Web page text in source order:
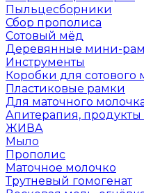
Пыльцесборники
Сбор прополиса
Сотовый мёд
Деревянные мини-
Инструменты
Коробки для сотового
Пластиковые рамки
Для маточного
Апитерапия, продукты
ЖИВА
Мыло
Прополис
Маточное молочко
Трутневый гомогенат